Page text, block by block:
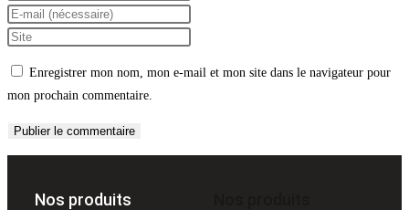
Enregistrer mon nom, mon e-mail et mon site dans le navigateur pour
mon prochain commentaire.
Nos produits